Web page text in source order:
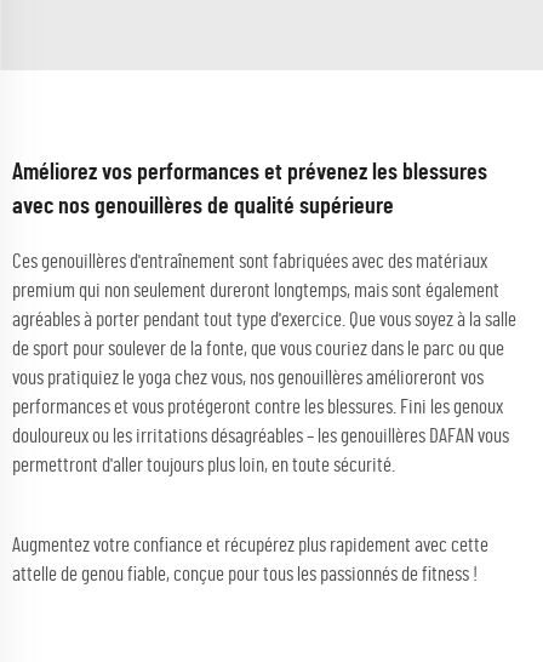
Améliorez vos performances et prévenez les blessures
avec nos genouillères de qualité supérieure
Ces genouillères d'entraînement sont fabriquées avec des matériaux
premium qui non seulement dureront longtemps, mais sont également
agréables à porter pendant tout type d'exercice. Que vous soyez à la salle
de sport pour soulever de la fonte, que vous couriez dans le parc ou que
vous pratiquiez le yoga chez vous, nos genouillères amélioreront vos
performances et vous protégeront contre les blessures. Fini les genoux
douloureux ou les irritations désagréables – les genouillères DAFAN vous
permettront d'aller toujours plus loin, en toute sécurité.
Augmentez votre confiance et récupérez plus rapidement avec cette
attelle de genou fiable, conçue pour tous les passionnés de fitness !